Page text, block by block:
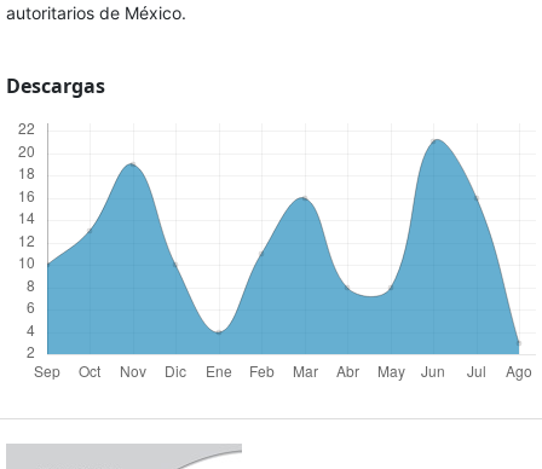
autoritarios de México.
Descargas